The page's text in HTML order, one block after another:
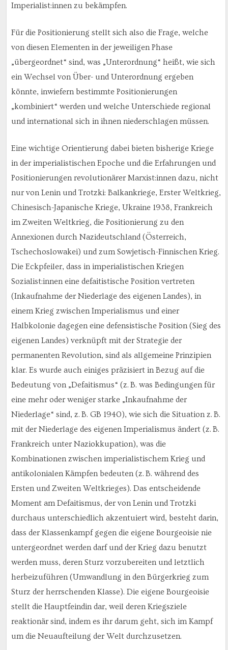
Imperialist:innen zu bekämpfen.
Für die Positionierung stellt sich also die Frage, welche
von diesen Elementen in der jeweiligen Phase
„übergeordnet“ sind, was „Unterordnung“ heißt, wie sich
ein Wechsel von Über- und Unterordnung ergeben
könnte, inwiefern bestimmte Positionierungen
„kombiniert“ werden und welche Unterschiede regional
und international sich in ihnen niederschlagen müssen.
Eine wichtige Orientierung dabei bieten bisherige Kriege
in der imperialistischen Epoche und die Erfahrungen und
Positionierungen revolutionärer Marxist:innen dazu, nicht
nur von Lenin und Trotzki: Balkankriege, Erster Weltkrieg,
Chinesisch-Japanische Kriege, Ukraine 1938, Frankreich
im Zweiten Weltkrieg, die Positionierung zu den
Annexionen durch Nazideutschland (Österreich,
Tschechoslowakei) und zum Sowjetisch-Finnischen Krieg.
Die Eckpfeiler, dass in imperialistischen Kriegen
Sozialist:innen eine defaitistische Position vertreten
(Inkaufnahme der Niederlage des eigenen Landes), in
einem Krieg zwischen Imperialismus und einer
Halbkolonie dagegen eine defensistische Position (Sieg des
eigenen Landes) verknüpft mit der Strategie der
permanenten Revolution, sind als allgemeine Prinzipien
klar. Es wurde auch einiges präzisiert in Bezug auf die
Bedeutung von „Defaitismus“ (z. B. was Bedingungen für
eine mehr oder weniger starke „Inkaufnahme der
Niederlage“ sind, z. B. GB 1940), wie sich die Situation z. B.
mit der Niederlage des eigenen Imperialismus ändert (z. B.
Frankreich unter Naziokkupation), was die
Kombinationen zwischen imperialistischem Krieg und
antikolonialen Kämpfen bedeuten (z. B. während des
Ersten und Zweiten Weltkrieges). Das entscheidende
Moment am Defaitismus, der von Lenin und Trotzki
durchaus unterschiedlich akzentuiert wird, besteht darin,
dass der Klassenkampf gegen die eigene Bourgeoisie nie
untergeordnet werden darf und der Krieg dazu benutzt
werden muss, deren Sturz vorzubereiten und letztlich
herbeizuführen (Umwandlung in den Bürgerkrieg zum
Sturz der herrschenden Klasse). Die eigene Bourgeoisie
stellt die Hauptfeindin dar, weil deren Kriegsziele
reaktionär sind, indem es ihr darum geht, sich im Kampf
um die Neuaufteilung der Welt durchzusetzen.